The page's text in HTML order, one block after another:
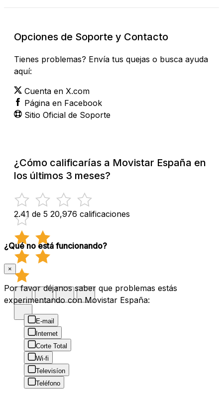
Opciones de Soporte y Contacto
Tienes problemas? Envía tus quejas o busca ayuda
aquí:
Cuenta en X.com
Página en Facebook
Sitio Oficial de Soporte
¿Cómo calificarías a Movistar España en
los últimos 3 meses?
2.41 de 5 20,976 calificaciones
¿Qué no está funcionando?
×
Por favor déjanos saber que problemas estás
experimentando con Movistar España:
E-mail
Internet
Corte Total
Wi-fi
Televisíon
Teléfono